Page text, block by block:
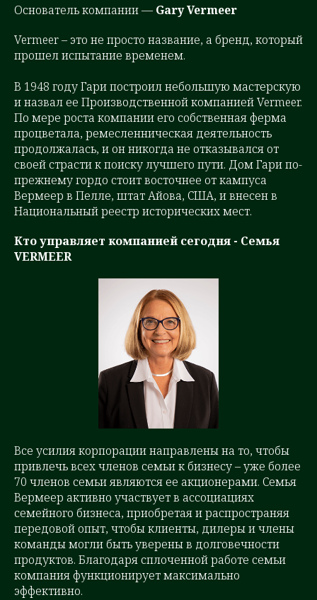
Основатель компании — Gary Vermeer
Vermeer – это не просто название, а бренд, который
прошел испытание временем.
В 1948 году Гари построил небольшую мастерскую
и назвал ее Производственной компанией Vermeer.
По мере роста компании его собственная ферма
процветала, ремесленническая деятельность
продолжалась, и он никогда не отказывался от
своей страсти к поиску лучшего пути. Дом Гари по-
прежнему гордо стоит восточнее от кампуса
Вермеер в Пелле, штат Айова, США, и внесен в
Национальный реестр исторических мест.
Кто управляет компанией сегодня - Семья
VERMEER
Все усилия корпорации направлены на то, чтобы
привлечь всех членов семьи к бизнесу – уже более
70 членов семьи являются ее акционерами. Семья
Вермеер активно участвует в ассоциациях
семейного бизнеса, приобретая и распространяя
передовой опыт, чтобы клиенты, дилеры и члены
команды могли быть уверены в долговечности
продуктов. Благодаря сплоченной работе семьи
компания функционирует максимально
эффективно.